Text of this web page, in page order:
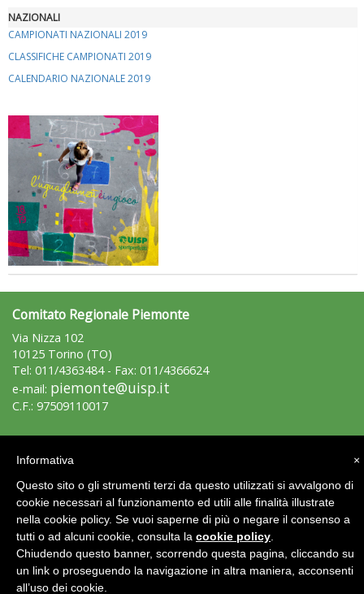
Tiziano Pesce a Radio InBlu2000 traccia il bilancio della stagione
Ddl Lobby, Uisp: “Il Parlamento valorizzi le nostre specificità"
NAZIONALI
CAMPIONATI NAZIONALI 2019
CLASSIFICHE CAMPIONATI 2019
CALENDARIO NAZIONALE 2019
Comitato Regionale Piemonte
Via Nizza 102
10125 Torino (TO)
Tel: 011/4363484 - Fax: 011/4366624
e-mail: piemonte@uisp.it
C.F.: 97509110017
×
Informativa
Questo sito o gli strumenti terzi da questo utilizzati si avvalgono di
cookie necessari al funzionamento ed utili alle finalità illustrate
nella cookie policy. Se vuoi saperne di più o negare il consenso a
tutti o ad alcuni cookie, consulta la cookie policy
Chiudendo questo banner, scorrendo questa pagina, cliccando su
un link o proseguendo la navigazione in altra maniera, acconsenti
all’uso dei cookie.